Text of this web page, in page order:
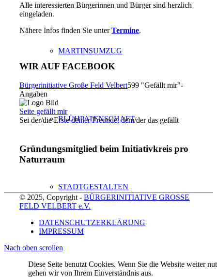
MARTINSUMZUG
BLÜHPATENSCHAFT
STADTGESTALTEN
Alle interessierten Bürgerinnen und Bürger sind herzlich
eingeladen.
Nähere Infos finden Sie unterTermine.
WIR AUF FACEBOOK
Bürgerinitiative Große Feld Velbert599 "Gefällt mir"-
Angaben
Seite gefällt mir
Sei der/die Erste deiner Freunde, dem/der das gefällt
Gründungsmitglied beim Initiativkreis pro
Naturraum
© 2025, Copyright -BÜRGERINITIATIVE GROSSE
FELD VELBERT e.V.
DATENSCHUTZERKLÄRUNG
IMPRESSUM
Nach oben scrollen
Diese Seite benutzt Cookies. Wenn Sie die Website weiter
gehen wir von Ihrem Einverständnis aus.